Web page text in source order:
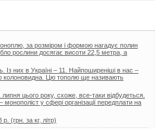
за розміром і формою нагадує полин
рослини досягає висоти 22,5 метра, а
Із них в Україні – 11. Найпоширеніші в нас –
колоновидна. Цю тополю ще називають
цього року, схоже, все-таки відбудеться.
у сфері організації передплати на
(грн. за кг, літр)